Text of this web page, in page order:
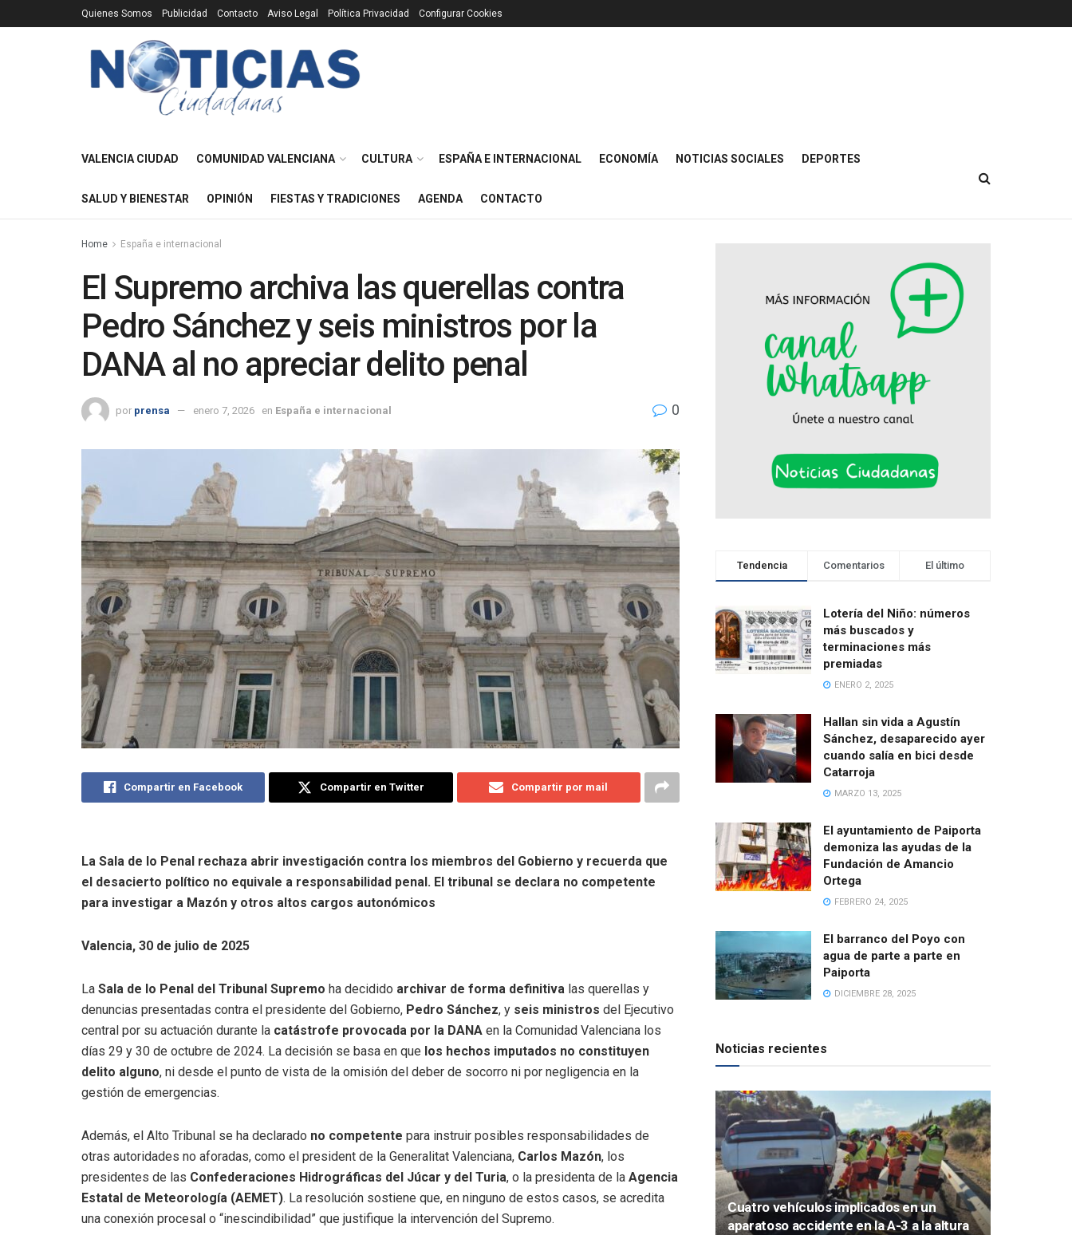
Quienes Somos Publicidad Contacto Aviso Legal Política Privacidad Configurar Cookies
VALENCIA CIUDAD COMUNIDAD VALENCIANA CULTURA ESPAÑA E INTERNACIONAL ECONOMÍA NOTICIAS SOCIALES DEPORTES
SALUD Y BIENESTAR OPINIÓN FIESTAS Y TRADICIONES AGENDA CONTACTO
Home España e internacional
El Supremo archiva las querellas contra
Pedro Sánchez y seis ministros por la
DANA al no apreciar delito penal
por prensa enero 7, 2026 en España e internacional 0
Compartir en Facebook Compartir en Twitter Compartir por mail
La Sala de lo Penal rechaza abrir investigación contra los miembros del Gobierno y recuerda que
el desacierto político no equivale a responsabilidad penal. El tribunal se declara no competente
para investigar a Mazón y otros altos cargos autonómicos
Valencia, 30 de julio de 2025
La Sala de lo Penal del Tribunal Supremo ha decidido archivar de forma definitiva las querellas y
denuncias presentadas contra el presidente del Gobierno, Pedro Sánchez, y seis ministros del Ejecutivo
central por su actuación durante la catástrofe provocada por la DANA en la Comunidad Valenciana los
días 29 y 30 de octubre de 2024. La decisión se basa en que los hechos imputados no constituyen
delito alguno, ni desde el punto de vista de la omisión del deber de socorro ni por negligencia en la
gestión de emergencias.
Además, el Alto Tribunal se ha declarado no competente para instruir posibles responsabilidades de
otras autoridades no aforadas, como el president de la Generalitat Valenciana, Carlos Mazón, los
presidentes de las Confederaciones Hidrográficas del Júcar y del Turia, o la presidenta de la Agencia
Estatal de Meteorología (AEMET). La resolución sostiene que, en ninguno de estos casos, se acredita
una conexión procesal o “inescindibilidad” que justifique la intervención del Supremo.
Tendencia Comentarios El último
Lotería del Niño: números
más buscados y
terminaciones más
premiadas
ENERO 2, 2025
Hallan sin vida a Agustín
Sánchez, desaparecido ayer
cuando salía en bici desde
Catarroja
MARZO 13, 2025
El ayuntamiento de Paiporta
demoniza las ayudas de la
Fundación de Amancio
Ortega
FEBRERO 24, 2025
El barranco del Poyo con
agua de parte a parte en
Paiporta
DICIEMBRE 28, 2025
Noticias recientes
Cuatro vehículos implicados en un
aparatoso accidente en la A-3 a la altura